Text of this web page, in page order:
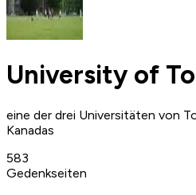
University of
eine der drei Universitäten von
Kanadas
583
Gedenkseiten